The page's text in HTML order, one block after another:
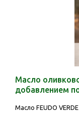
Масло
добавлением
Масло FEUDO